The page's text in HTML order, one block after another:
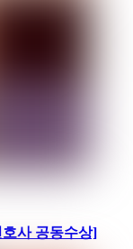
사 공동수상]